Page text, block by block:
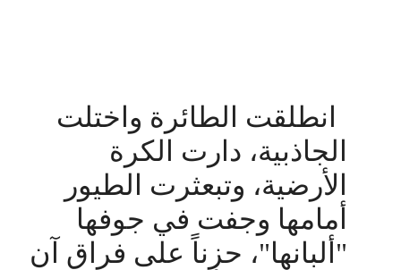
انطلقت الطائرة واختلت
الجاذبية، دارت الكرة
الأرضية، وتبعثرت الطيور
أمامها وجفت في جوفها
"ألبانها"، حزناً على فراق آن